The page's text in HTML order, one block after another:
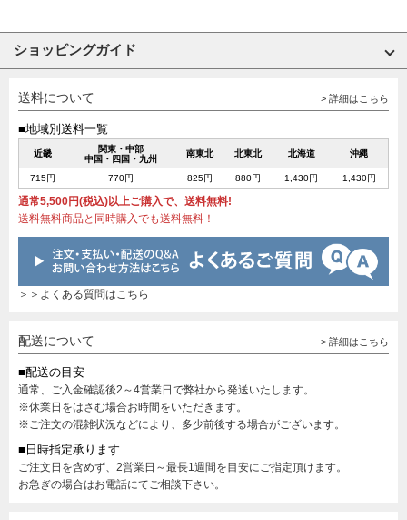
ショッピングガイド
送料について > 詳細はこちら
■地域別送料一覧
近畿
関東・中部
中国・四国・九州
南東北 北東北 北海道 沖縄
715円 770円 825円 880円 1,430円 1,430円
通常5,500円(税込)以上ご購入で、送料無料!
送料無料商品と同時購入でも送料無料！
＞＞よくある質問はこちら
配送について > 詳細はこちら
■配送の目安
通常、ご入金確認後2～4営業日で弊社から発送いたします。
※休業日をはさむ場合お時間をいただきます。
※ご注文の混雑状況などにより、多少前後する場合がございます。
■日時指定承ります
ご注文日を含めず、2営業日～最長1週間を目安にご指定頂けます。
お急ぎの場合はお電話にてご相談下さい。